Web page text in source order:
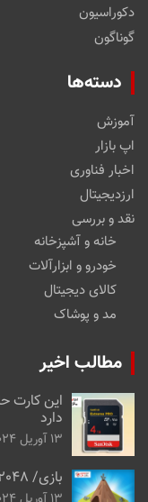
دکوراسیون
گوناگون
دسته‌ها
آموزش
اپ بازار
اخبار فناوری
ارزدیجیتال
نقد و بررسی
خانه و آشپزخانه
خودرو و ابزارآلات
کالای دیجیتال
مد و پوشاک
مطالب اخیر
دارد
13 آوریل 2024
بازی/ Age of 2048؛ بزرگ‌ترین تمدن جهان را بسازید